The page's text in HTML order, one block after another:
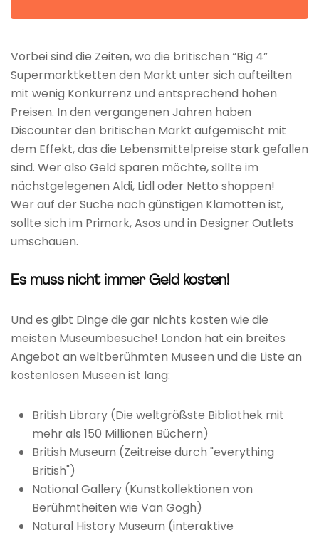
Vorbei sind die Zeiten, wo die britischen “Big 4”
Supermarktketten den Markt unter sich aufteilten
mit wenig Konkurrenz und entsprechend hohen
Preisen. In den vergangenen Jahren haben
Discounter den britischen Markt aufgemischt mit
dem Effekt, das die Lebensmittelpreise stark gefallen
sind. Wer also Geld sparen möchte, sollte im
nächstgelegenen Aldi, Lidl oder Netto shoppen!
Wer auf der Suche nach günstigen Klamotten ist,
sollte sich im Primark, Asos und in Designer Outlets
umschauen.
Es muss nicht immer Geld kosten!
Und es gibt Dinge die gar nichts kosten wie die
meisten Museumbesuche! London hat ein breites
Angebot an weltberühmten Museen und die Liste an
kostenlosen Museen ist lang:
British Library (Die weltgrößste Bibliothek mit
mehr als 150 Millionen Büchern)
British Museum (Zeitreise durch "everything
British")
National Gallery (Kunstkollektionen von
Berühmtheiten wie Van Gogh)
Natural History Museum (interaktive